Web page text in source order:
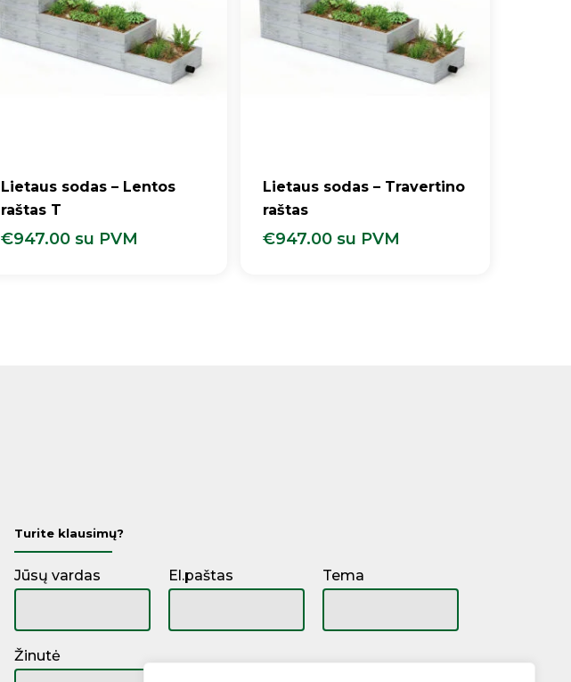
Lietaus sodas – Lentos
raštas T
€947.00 su PVM
Lietaus sodas – Travertino
raštas
€947.00 su PVM
Turite klausimų?
Jūsų vardas El.paštas Tema
Žinutė